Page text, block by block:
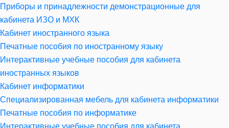
Приборы и принадлежности демонстрационные для
кабинета ИЗО и МХК
Кабинет иностранного языка
Печатные пособия по иностранному языку
Интерактивные учебные пособия для кабинета
иностранных языков
Кабинет информатики
Специализированная мебель для кабинета информатики
Печатные пособия по информатике
Интерактивные учебные пособия для кабинета